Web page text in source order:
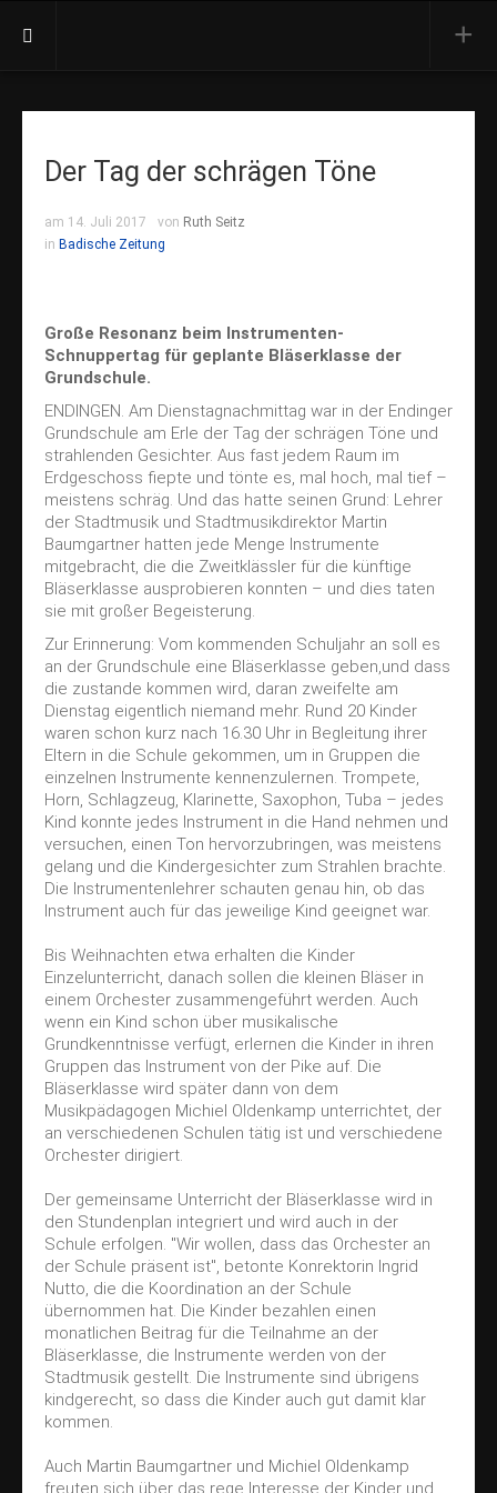
Presse
Vorstand
Ehrenmitglieder
Konzerte
Jahreskonzert
Open Air
Kirchenkonzert
Treffpunkt Kammermüsik
Doppelkonzert
Ausbildung
Blockflöten
Vororchester
Jugendkapelle
Kontakt
Impressum
Datenschutz
Der Tag der schrägen Töne
am 14. Juli 2017 von Ruth Seitz
in Badische Zeitung
Große Resonanz beim Instrumenten-
Schnuppertag für geplante Bläserklasse der
Grundschule.
ENDINGEN. Am Dienstagnachmittag war in der Endinger
Grundschule am Erle der Tag der schrägen Töne und
strahlenden Gesichter. Aus fast jedem Raum im
Erdgeschoss fiepte und tönte es, mal hoch, mal tief –
meistens schräg. Und das hatte seinen Grund: Lehrer
der Stadtmusik und Stadtmusikdirektor Martin
Baumgartner hatten jede Menge Instrumente
mitgebracht, die die Zweitklässler für die künftige
Bläserklasse ausprobieren konnten – und dies taten
sie mit großer Begeisterung.
Zur Erinnerung: Vom kommenden Schuljahr an soll es
an der Grundschule eine Bläserklasse geben,und dass
die zustande kommen wird, daran zweifelte am
Dienstag eigentlich niemand mehr. Rund 20 Kinder
waren schon kurz nach 16.30 Uhr in Begleitung ihrer
Eltern in die Schule gekommen, um in Gruppen die
einzelnen Instrumente kennenzulernen. Trompete,
Horn, Schlagzeug, Klarinette, Saxophon, Tuba – jedes
Kind konnte jedes Instrument in die Hand nehmen und
versuchen, einen Ton hervorzubringen, was meistens
gelang und die Kindergesichter zum Strahlen brachte.
Die Instrumentenlehrer schauten genau hin, ob das
Instrument auch für das jeweilige Kind geeignet war.
Bis Weihnachten etwa erhalten die Kinder
Einzelunterricht, danach sollen die kleinen Bläser in
einem Orchester zusammengeführt werden. Auch
wenn ein Kind schon über musikalische
Grundkenntnisse verfügt, erlernen die Kinder in ihren
Gruppen das Instrument von der Pike auf. Die
Bläserklasse wird später dann von dem
Musikpädagogen Michiel Oldenkamp unterrichtet, der
an verschiedenen Schulen tätig ist und verschiedene
Orchester dirigiert.
Der gemeinsame Unterricht der Bläserklasse wird in
den Stundenplan integriert und wird auch in der
Schule erfolgen. "Wir wollen, dass das Orchester an
der Schule präsent ist", betonte Konrektorin Ingrid
Nutto, die die Koordination an der Schule
übernommen hat. Die Kinder bezahlen einen
monatlichen Beitrag für die Teilnahme an der
Bläserklasse, die Instrumente werden von der
Stadtmusik gestellt. Die Instrumente sind übrigens
kindgerecht, so dass die Kinder auch gut damit klar
kommen.
Auch Martin Baumgartner und Michiel Oldenkamp
freuten sich über das rege Interesse der Kinder und